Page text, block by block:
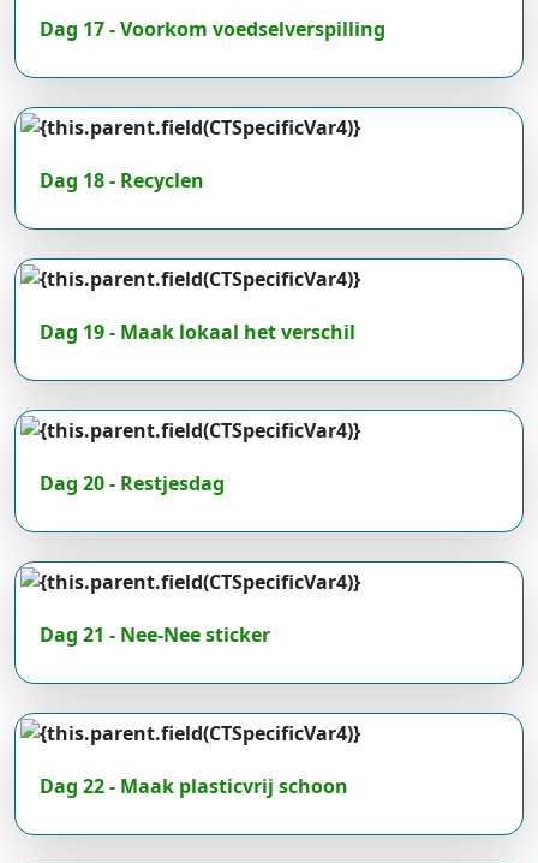
Dag 17 - Voorkom voedselverspilling
Dag 18 - Recyclen
Dag 19 - Maak lokaal het verschil
Dag 20 - Restjesdag
Dag 21 - Nee-Nee sticker
Dag 22 - Maak plasticvrij schoon